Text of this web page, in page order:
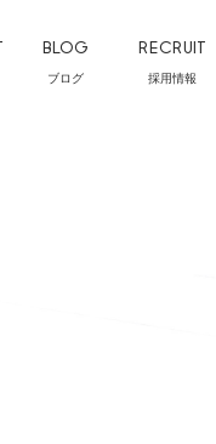
BLOG
ブログ
RECRUIT
採用情報